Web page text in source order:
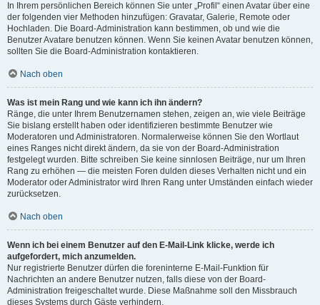
In Ihrem persönlichen Bereich können Sie unter „Profil“ einen Avatar über eine
der folgenden vier Methoden hinzufügen: Gravatar, Galerie, Remote oder
Hochladen. Die Board-Administration kann bestimmen, ob und wie die
Benutzer Avatare benutzen können. Wenn Sie keinen Avatar benutzen können,
sollten Sie die Board-Administration kontaktieren.
Nach oben
Was ist mein Rang und wie kann ich ihn ändern?
Ränge, die unter Ihrem Benutzernamen stehen, zeigen an, wie viele Beiträge
Sie bislang erstellt haben oder identifizieren bestimmte Benutzer wie
Moderatoren und Administratoren. Normalerweise können Sie den Wortlaut
eines Ranges nicht direkt ändern, da sie von der Board-Administration
festgelegt wurden. Bitte schreiben Sie keine sinnlosen Beiträge, nur um Ihren
Rang zu erhöhen — die meisten Foren dulden dieses Verhalten nicht und ein
Moderator oder Administrator wird Ihren Rang unter Umständen einfach wieder
zurücksetzen.
Nach oben
Wenn ich bei einem Benutzer auf den E-Mail-Link klicke, werde ich
aufgefordert, mich anzumelden.
Nur registrierte Benutzer dürfen die foreninterne E-Mail-Funktion für
Nachrichten an andere Benutzer nutzen, falls diese von der Board-
Administration freigeschaltet wurde. Diese Maßnahme soll den Missbrauch
dieses Systems durch Gäste verhindern.